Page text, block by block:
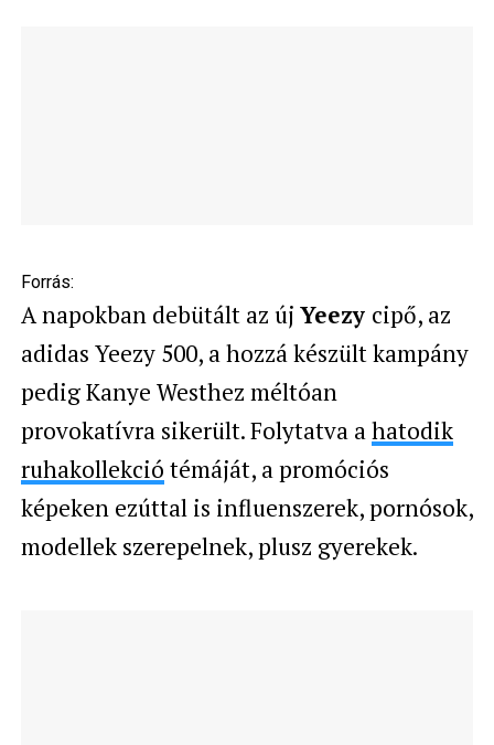
Forrás:
A napokban debütált az új Yeezy cipő, az
adidas Yeezy 500, a hozzá készült kampány
pedig Kanye Westhez méltóan
provokatívra sikerült. Folytatva ahatodik
ruhakollekció témáját, a promóciós
képeken ezúttal is influenszerek, pornósok,
modellek szerepelnek, plusz gyerekek.